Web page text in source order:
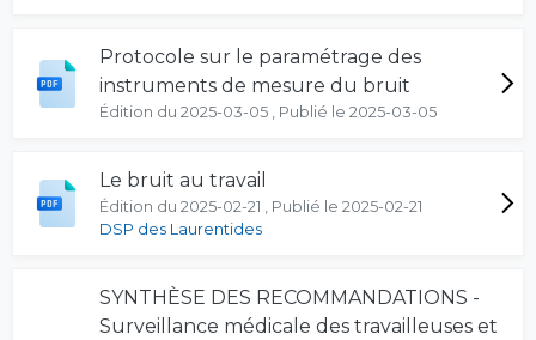
Protocole sur le paramétrage des
instruments de mesure du bruit
Édition du 2025-03-05 , Publié le 2025-03-05
Le bruit au travail
Édition du 2025-02-21 , Publié le 2025-02-21
DSP des Laurentides
SYNTHÈSE DES RECOMMANDATIONS -
Surveillance médicale des travailleuses et